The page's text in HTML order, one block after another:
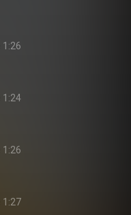
1:26
1:24
1:26
1:27